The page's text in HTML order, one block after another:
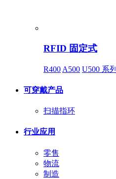
RFID 固定式
R400 A500 U500 系列
可穿戴产品
扫描指环
行业应用
零售
物流
制造